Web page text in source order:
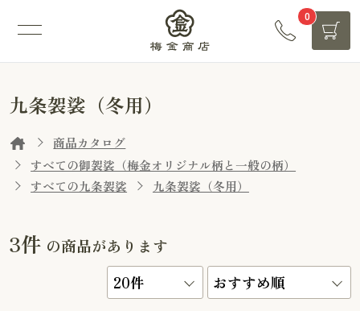
0
九条袈裟（冬用）
商品カタログ
すべての御袈裟（梅金オリジナル柄と一般の柄）
すべての九条袈裟
九条袈裟（冬用）
3件 の商品があります